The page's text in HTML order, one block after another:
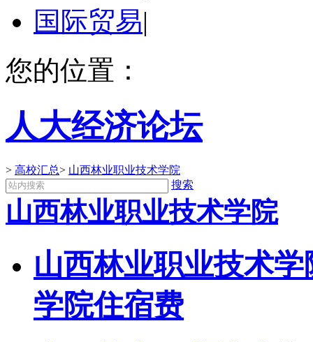
国际贸易|
您的位置：
人大经济论坛
> 高校汇总> 山西林业职业技术学院
搜索
山西林业职业技术学院
山西林业职业技术
学院住宿费